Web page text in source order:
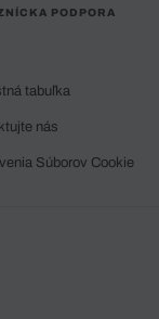
PODPORA
tabuľka
nás
Súborov Cookie